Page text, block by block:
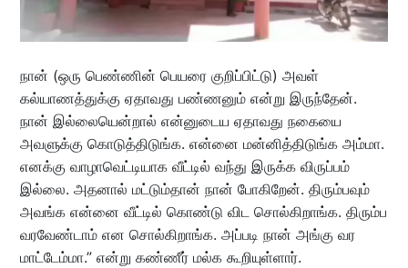
நான் (ஒரு பெண்ணின் பெயரை குறிப்பிட்டு) அவள்
கல்யாணத்துக்கு ஏதாவது பண்ணனும் என்று இருந்தேன்.
நான் இல்லையென்றால் என்னுடைய ஏதாவது நகையை
அவளுக்கு கொடுத்திடுங்க. என்னை மன்னித்திடுங்க அம்மா.
எனக்கு வாழாவெட்டியாக வீட்டில் வந்து இருக்க விருப்பம்
இல்லை. அதனால் மட்டும்தான் நான் போகிறேன். திரும்பவும்
அவங்க என்னை வீட்டில் கொண்டு விட சொல்கிறாங்க. திரும்ப
வரவேண்டாம் என சொல்கிறாங்க. அப்படி நான் அங்கு வர
மாட்டேம்மா.” என்று கண்ணீர் மல்க கூறியுள்ளார்.